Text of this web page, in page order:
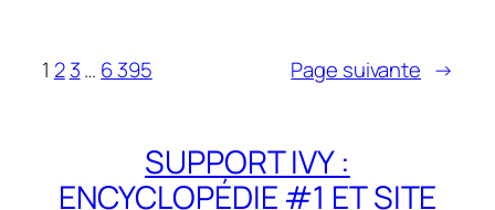
1 2 3… 6 395 Page suivante →
SUPPORT IVY :
ENCYCLOPÉDIE #1 ET SITE